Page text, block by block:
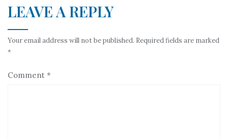
LEAVE A REPLY
Your email address will not be published. Required fields are marked
*
Comment *